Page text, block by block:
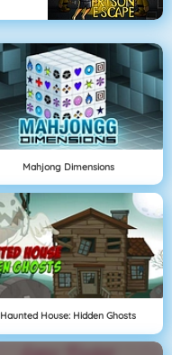
Mahjong Dimensions
Haunted House: Hidden Ghosts